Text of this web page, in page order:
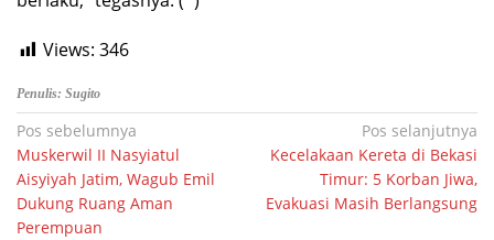
Views: 346
Penulis: Sugito
Navigasi
pos
Pos sebelumnya
Muskerwil II Nasyiatul
Aisyiyah Jatim, Wagub Emil
Dukung Ruang Aman
Perempuan
Pos selanjutnya
Kecelakaan Kereta di Bekasi
Timur: 5 Korban Jiwa,
Evakuasi Masih Berlangsung